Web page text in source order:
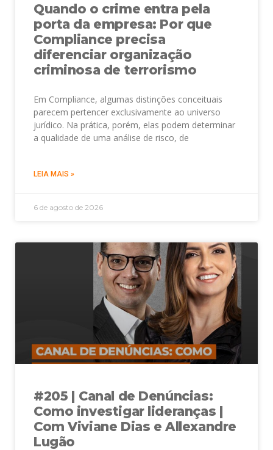
Quando o crime entra pela
porta da empresa: Por que
Compliance precisa
diferenciar organização
criminosa de terrorismo
Em Compliance, algumas distinções conceituais
parecem pertencer exclusivamente ao universo
jurídico. Na prática, porém, elas podem determinar
a qualidade de uma análise de risco, de
LEIA MAIS »
6 de agosto de 2026
#205 | Canal de Denúncias:
Como investigar lideranças |
Com Viviane Dias e Allexandre
Lugão